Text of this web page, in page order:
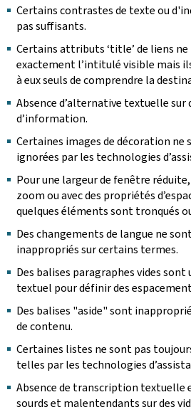
Certains contrastes de texte ou
pas suffisants.
Certains attributs ‘title’ de liens
exactement l’intitulé visible mais
à eux seuls de comprendre la
Absence d’alternative textuelle sur
d’information.
Certaines images de décoration
ignorées par les technologies
Pour une largeur de fenêtre
zoom ou avec des propriétés
quelques éléments sont tronqués
Des changements de langue ne
inappropriés sur certains termes.
Des balises paragraphes vides
textuel pour définir des
Des balises "aside" sont
de contenu.
Certaines listes ne sont pas
telles par les technologies
Absence de transcription textuelle
sourds et malentendants sur des